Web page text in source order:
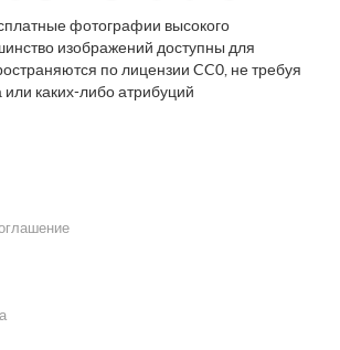
фотографии высокого
изображений доступны для
по лицензии CC0, не требуя
или каких-либо атрибуций